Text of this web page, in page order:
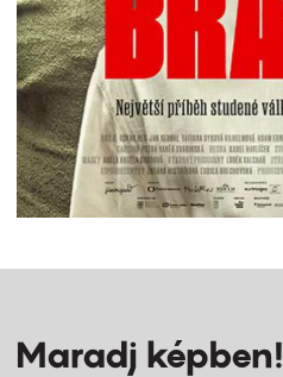
Maradj képben!